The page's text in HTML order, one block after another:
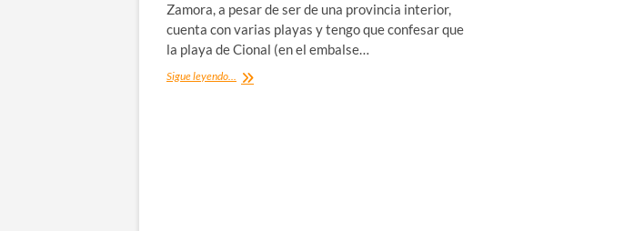
Zamora, a pesar de ser de una provincia interior,
cuenta con varias playas y tengo que confesar que
la playa de Cional (en el embalse…
Sigue leyendo... Playa